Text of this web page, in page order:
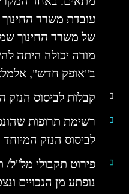
עובדת משרד
של משרד החינוך
מורה יכולה היתה
ב"אופק חדש",
קבלות לביסוס הנזק
רשימת תרופות
לביסוס הנזק המיוחד
פירוט תקבולי
נופתע מן הנכויים